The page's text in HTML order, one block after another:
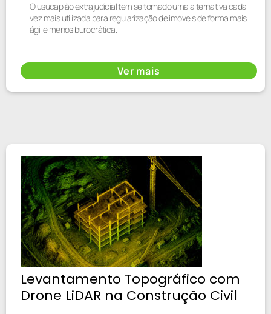
O usucapião extrajudicial tem se tornado uma alternativa cada
vez mais utilizada para regularização de imóveis de forma mais
ágil e menos burocrática.
Ver mais
Levantamento Topográfico com
Drone LiDAR na Construção Civil